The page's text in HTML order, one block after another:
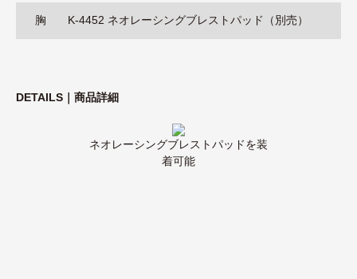
胸 K-4452 ネオレーシングブレストパッド（別売）
DETAILS｜商品詳細
ネオレーシングブレストパッドを装
着可能